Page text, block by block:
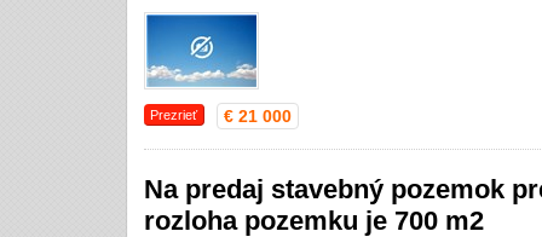
Prezrieť € 21 000
Na predaj stavebný pozemok
rozloha pozemku je 700 m2